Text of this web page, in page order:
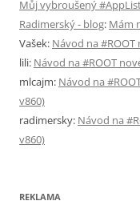
Můj vybroušený
Radimerský - blog: Mám
Vašek: Návod na
lili: Návod na #ROOT
mlcajm: Návod na
v860)
radimersky: Návod na
v860)
REKLAMA